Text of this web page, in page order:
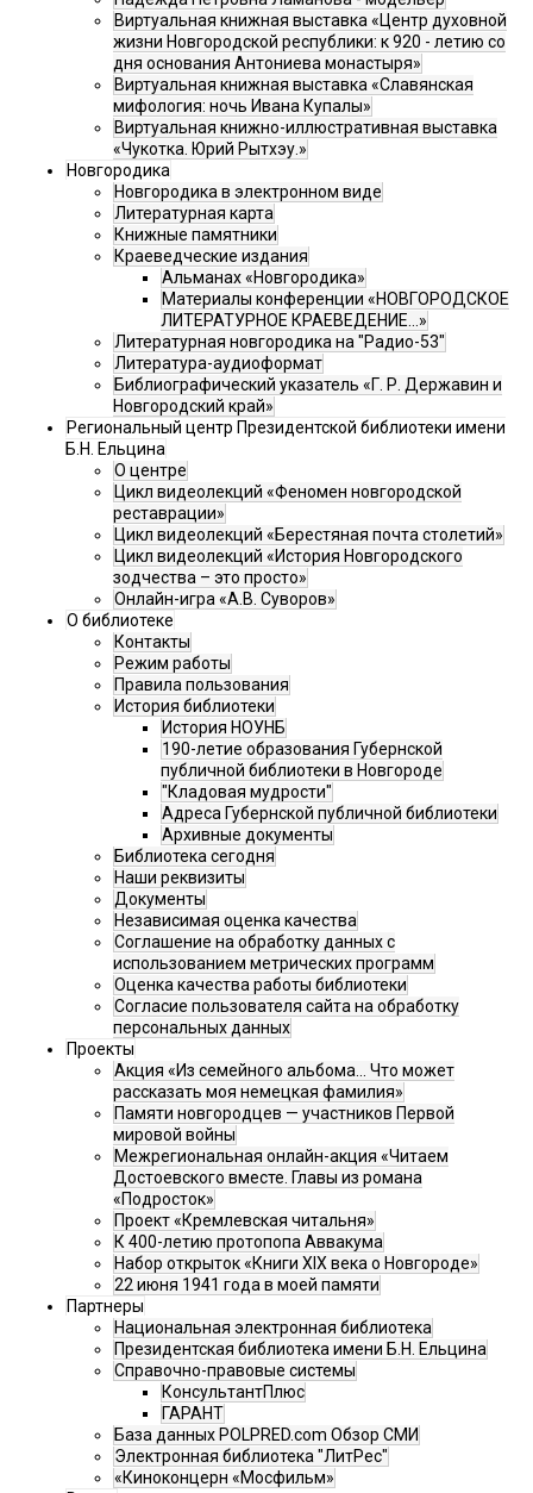
Виртуальная книжная выставка «Центр духовной
жизни Новгородской республики: к 920 - летию со
дня основания Антониева монастыря»
Виртуальная книжная выставка «Славянская
мифология: ночь Ивана Купалы»
Виртуальная книжно-иллюстративная выставка
«Чукотка. Юрий Рытхэу.»
Новгородика
Новгородика в электронном виде
Литературная карта
Книжные памятники
Краеведческие издания
Альманах «Новгородика»
Материалы конференции «НОВГОРОДСКОЕ
ЛИТЕРАТУРНОЕ КРАЕВЕДЕНИЕ...»
Литературная новгородика на "Радио-53"
Литература-аудиоформат
Библиографический указатель «Г. Р. Державин и
Новгородский край»
Региональный центр Президентской библиотеки имени
Б.Н. Ельцина
О центре
Цикл видеолекций «Феномен новгородской
реставрации»
Цикл видеолекций «Берестяная почта столетий»
Цикл видеолекций «История Новгородского
зодчества – это просто»
Онлайн-игра «А.В. Суворов»
О библиотеке
Контакты
Режим работы
Правила пользования
История библиотеки
История НОУНБ
190-летие образования Губернской
публичной библиотеки в Новгороде
"Кладовая мудрости"
Адреса Губернской публичной библиотеки
Архивные документы
Библиотека сегодня
Наши реквизиты
Документы
Независимая оценка качества
Соглашение на обработку данных с
использованием метрических программ
Оценка качества работы библиотеки
Согласие пользователя сайта на обработку
персональных данных
Проекты
Акция «Из семейного альбома... Что может
рассказать моя немецкая фамилия»
Памяти новгородцев — участников Первой
мировой войны
Межрегиональная онлайн-акция «Читаем
Достоевского вместе. Главы из романа
«Подросток»
Проект «Кремлевская читальня»
К 400-летию протопопа Аввакума
Набор открыток «Книги XIX века о Новгороде»
22 июня 1941 года в моей памяти
Партнеры
Национальная электронная библиотека
Президентская библиотека имени Б.Н. Ельцина
Справочно-правовые системы
КонсультантПлюс
ГАРАНТ
База данных POLPRED.com Обзор СМИ
Электронная библиотека "ЛитРес"
«Киноконцерн «Мосфильм»